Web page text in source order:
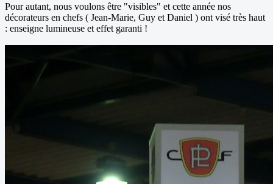
Pour autant, nous voulons être "visibles" et cette année nos
décorateurs en chefs ( Jean-Marie, Guy et Daniel ) ont visé très haut
: enseigne lumineuse et effet garanti !